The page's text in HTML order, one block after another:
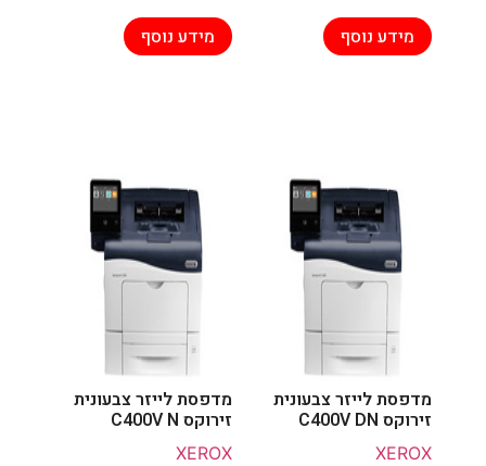
מידע נוסף מידע נוסף
מדפסת לייזר צבעונית
זירוקס C400V DN
XEROX
מדפסת לייזר צבעונית
זירוקס C400V N
XEROX